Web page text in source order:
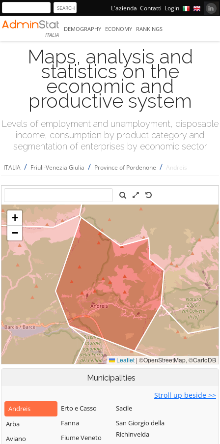
L'azienda Contatti Login
ITALIA
DEMOGRAPHY ECONOMY RANKINGS
Maps, analysis and
statistics on the
economic and
productive system
Levels of employment and unemployment, disposable
income, consumption by product category and
segmentation of enterprises by economic sector
ITALIA / Friuli-Venezia Giulia / Province of Pordenone / Andreis
Municipalities
Stroll up beside >>
Andreis
Arba
Aviano
Erto e Casso
Fanna
Fiume Veneto
Sacile
San Giorgio della
Richinvelda